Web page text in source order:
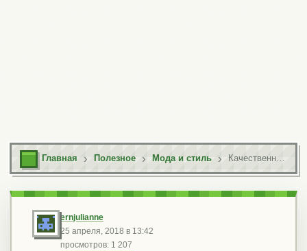
Главная Полезное Мода и стиль Качественная детская одежда на сайте modniki.com.ua
ernjulianne
25 апреля, 2018 в 13:42
просмотров: 1 207